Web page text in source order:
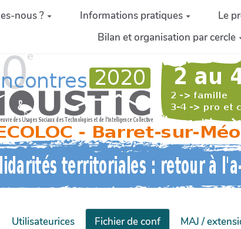
nous ? Informations pratiques Le
Bilan et organisation par cercle
Utilisateurices Fichier de conf MAJ /